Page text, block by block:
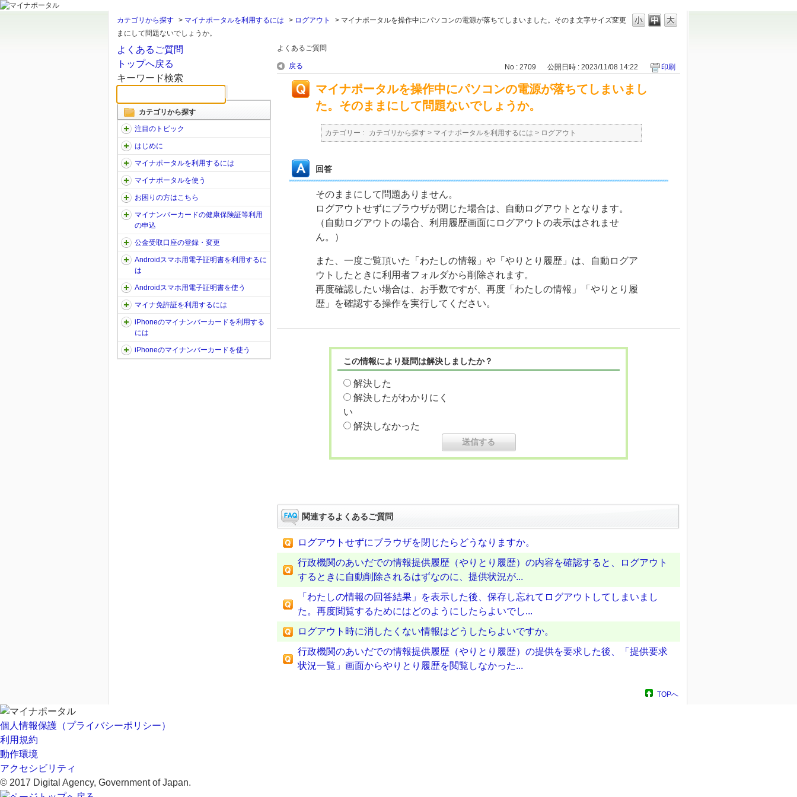
文字サイズ変更
カテゴリから探す > マイナポータルを利用するには > ログアウト > マイナポータルを操作中にパソコンの電源が落ちてしまいました。そのま
まにして問題ないでしょうか。
よくあるご質問
トップへ戻る
キーワード検索
カテゴリから探す
注目のトピック
はじめに
マイナポータルを利用するには
マイナポータルを使う
お困りの方はこちら
マイナンバーカードの健康保険証等利用
の申込
公金受取口座の登録・変更
Androidスマホ用電子証明書を利用するに
は
Androidスマホ用電子証明書を使う
マイナ免許証を利用するには
iPhoneのマイナンバーカードを利用する
には
iPhoneのマイナンバーカードを使う
よくあるご質問
戻る No : 2709 公開日時 : 2023/11/08 14:22 印刷
マイナポータルを操作中にパソコンの電源が落ちてしまいまし
た。そのままにして問題ないでしょうか。
カテゴリー : カテゴリから探す > マイナポータルを利用するには > ログアウト
回答
そのままにして問題ありません。
ログアウトせずにブラウザが閉じた場合は、自動ログアウトとなります。
（自動ログアウトの場合、利用履歴画面にログアウトの表示はされませ
ん。）
また、一度ご覧頂いた「わたしの情報」や「やりとり履歴」は、自動ログア
ウトしたときに利用者フォルダから削除されます。
再度確認したい場合は、お手数ですが、再度「わたしの情報」「やりとり履
歴」を確認する操作を実行してください。
この情報により疑問は解決しましたか？
解決した
解決したがわかりにく
い
解決しなかった
関連するよくあるご質問
ログアウトせずにブラウザを閉じたらどうなりますか。
行政機関のあいだでの情報提供履歴（やりとり履歴）の内容を確認すると、ログアウト
するときに自動削除されるはずなのに、提供状況が...
「わたしの情報の回答結果」を表示した後、保存し忘れてログアウトしてしまいまし
た。再度閲覧するためにはどのようにしたらよいでし...
ログアウト時に消したくない情報はどうしたらよいですか。
行政機関のあいだでの情報提供履歴（やりとり履歴）の提供を要求した後、「提供要求
状況一覧」画面からやりとり履歴を閲覧しなかった...
TOPへ
個人情報保護（プライバシーポリシー）
利用規約
動作環境
アクセシビリティ
© 2017 Digital Agency, Government of Japan.